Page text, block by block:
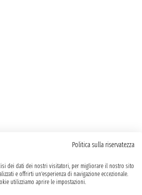
Politica sulla riservatezza
dei dati dei nostri visitatori, per migliorare il nostro sito
e offrirti un'esperienza di navigazione eccezionale.
utilizziamo aprire le impostazioni.